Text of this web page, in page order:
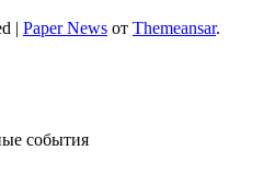
| Paper News от Themeansar.
события